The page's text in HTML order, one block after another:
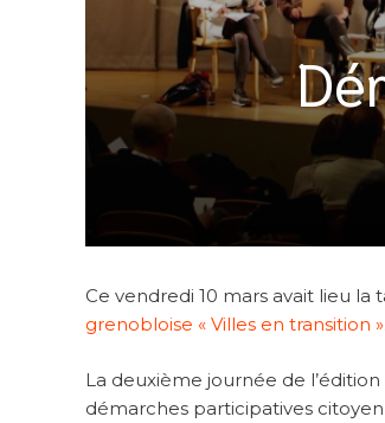
Ce vendredi 10 mars avait lieu la
grenobloise « Villes en transition »
La deuxième journée de
démarches participatives